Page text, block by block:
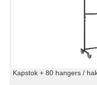
Kapstok + 80 hangers /